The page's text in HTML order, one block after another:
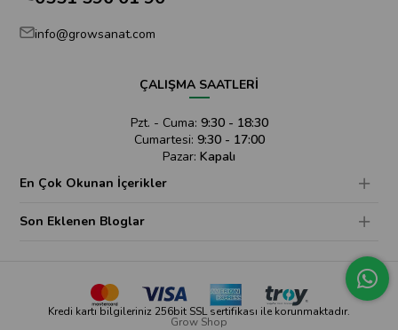
info@growsanat.com
ÇALIŞMA SAATLERİ
Pzt. - Cuma: 9:30 - 18:30
Cumartesi: 9:30 - 17:00
Pazar: Kapalı
En Çok Okunan İçerikler
Son Eklenen Bloglar
Kredi kartı bilgileriniz 256bit SSL sertifikası ile korunmaktadır.
Grow Shop